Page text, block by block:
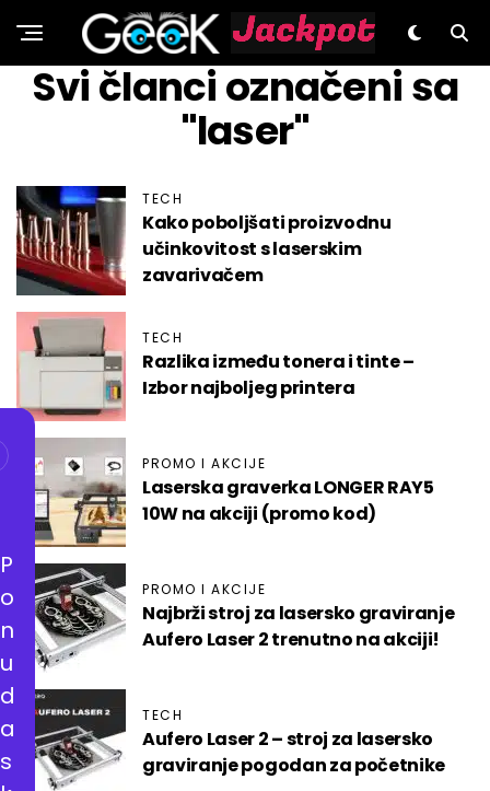
GeeK.hr
Svi članci označeni sa
"laser"
TECH
Kako poboljšati proizvodnu
učinkovitost s laserskim
zavarivačem
TECH
Razlika između tonera i tinte –
Izbor najboljeg printera
PROMO I AKCIJE
Laserska graverka LONGER RAY5
10W na akciji (promo kod)
PROMO I AKCIJE
Najbrži stroj za lasersko graviranje
Aufero Laser 2 trenutno na akciji!
TECH
Aufero Laser 2 – stroj za lasersko
graviranje pogodan za početnike
P
o
n
u
d
a
s